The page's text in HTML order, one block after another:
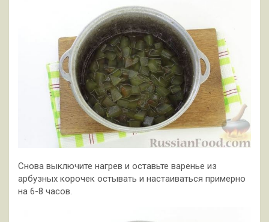
Снова выключите нагрев и оставьте варенье из
арбузных корочек остывать и настаиваться примерно
на 6-8 часов.